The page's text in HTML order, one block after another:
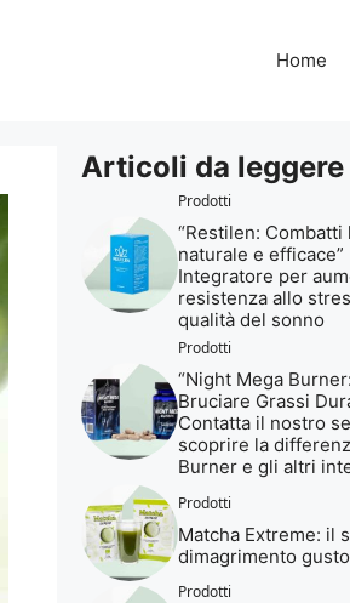
Home
Articoli da leggere
Prodotti
“Restilen:
naturale e efficace”
Integratore per
resistenza allo
qualità del sonno
Prodotti
“Night Mega
Bruciare Grassi
Contatta il nostro
scoprire la
Burner e gli altri
Prodotti
Matcha Extreme: il
dimagrimento
Prodotti